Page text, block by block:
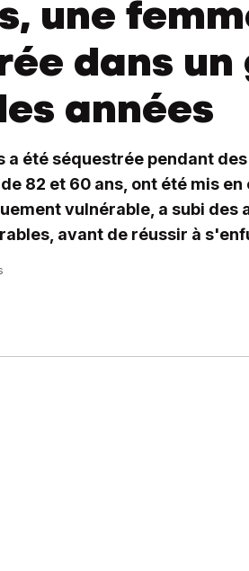
une
dans
années
a été séquestrée pendant
82 et 60 ans, ont été mis en
vulnérable, a subi des
avant de réussir à